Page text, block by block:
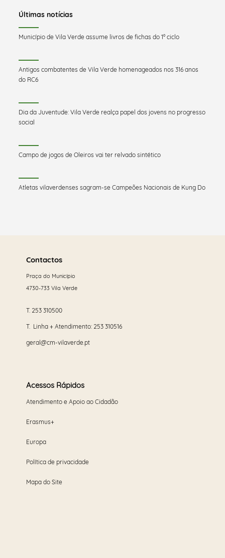
Últimas notícias
Município de Vila Verde assume livros de fichas do 1º ciclo
Antigos combatentes de Vila Verde homenageados nos 316 anos
do RC6
Dia da Juventude: Vila Verde realça papel dos jovens no progresso
social
Campo de jogos de Oleiros vai ter relvado sintético
Atletas vilaverdenses sagram-se Campeões Nacionais de Kung Do
maisContactos
Praça do Município
4730-733 Vila Verde
T. 253 310500
T. Linha + Atendimento: 253 310516
geral@cm-vilaverde.pt
Acessos Rápidos
Atendimento e Apoio ao Cidadão
Erasmus+
Europa
Política de privacidade
Mapa do Site